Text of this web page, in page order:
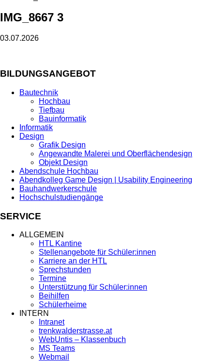
IMG_8667 3
03.07.2026
BILDUNGSANGEBOT
Bautechnik
Hochbau
Tiefbau
Bauinformatik
Informatik
Design
Grafik Design
Angewandte Malerei und Oberflächendesign
Objekt Design
Abendschule Hochbau
Abendkolleg Game Design | Usability Engineering
Bauhandwerkerschule
Hochschulstudiengänge
SERVICE
ALLGEMEIN
HTL Kantine
Stellenangebote für Schüler:innen
Karriere an der HTL
Sprechstunden
Termine
Unterstützung für Schüler:innen
Beihilfen
Schülerheime
INTERN
Intranet
trenkwalderstrasse.at
WebUntis – Klassenbuch
MS Teams
Webmail